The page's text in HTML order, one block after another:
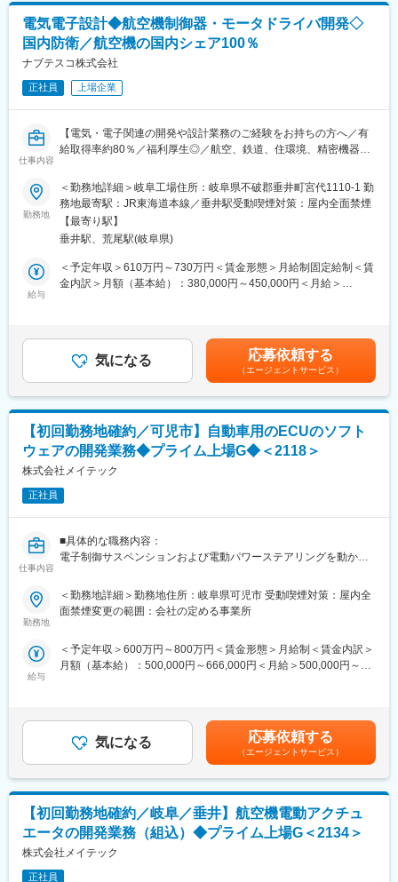
変更の範囲：会社の定める業務
活躍できる環境が整っています。
・有給消化率80％と高く、ワークライフバランス充実可能です。
・お子様が小学校6年生になるまで時短勤務制度を使えて（使用条
件：勤務１年以上）、小さいお子さんがいらっしゃる方も働きや
（厚生労働大臣認定「子育てサポート企業」くるみんマーク 取
変更の範囲：会社の定める業務
下で仕事の進め方を覚えて頂きます。
【使用ツール】Ｃ＋＋
【フェーズ】詳細設計～テスト
【変更の範囲：会社の定める業務】
■組織構成：
■キャリアプラン：
研鑽してスペシャリストを目指すか、それともマネジメント技術
■ミッション・やりがい：
機械系のお客様になるので、機械が好きななには魅力的な内容で
す。
■働き方の魅力：
・エンジニアの年齢は20代～60代までと幅広く、また女性比率は
・お子様が小学校6年生になるまで時短勤務制度を使えて、小さい
お子さんがいらっしゃる方も働きやすい環境で、育休明けの復職
得、神奈川県認証「神奈川子育て応援団」取得 、横浜市認定「よ
こはまグッドバランス賞」取得）
■当社について：
当社は(株)富士テクノホールディングス（東証TOKYO Pro Market
上場）を持株会社とする「富士テクノグループ」の中核事業会社
です。
1976年創業以来培ってきた技術力で、大手製造メーカ（産業機
械・自動車・半導体製造装置・精密機器・家電・生産設備）の開
発業務を支援しています
電気電子設計◆航空機制御器・モータドライバ開発◇
国内防衛／航空機の国内シェア100％
ナブテスコ株式会社
正社員 上場企業
仕事内容
【電気・電子関連の開発や設計業務のご経験をお持ちの方へ／有
給取得率約80％／福利厚生◎／航空、鉄道、住環境、精密機器、
パニーを取引先に持ち、国内外マーケットシェアトップクラスの
製品を多数保有！】
国内シェア100％のフライトコントロールアクチュエーションシ
ステムを支える制御器開発に携わります。高い安全性と信頼性が
求められる航空機分野で、電気電子の専門性を軸に、製品開発の
中核を担うポジションです。
モータドライバ製品の設計開発を担当します。開発テーマごとに
製品開発の取りまとめ役として、開発プロセスの進捗管理、要件
に基づく設計、検証まで一連の工程に関与。新技術を活用した新
業務は機械、ソフトウェア、品質保証部門など社内関係者と連携
しながら進め、必要に応じて社外パートナーとも調整。V字モデル
に沿った開発プロセスの中で、設計・試験ドキュメントを作成
し、航空機に求められる機能安全や環境要求を満たす製品づくり
を実現します。電気電子設計の知見を活かし、課題を整理しなが
ら粘り強く品質を作り込む姿勢が期待されます。
■業務の魅力
・国内シェア100％を誇るフライトコントロール関連製品の制御
器開発に関われる
習得できる
・責任と裁量を持ち、関係者を巻き込みながら開発を推進できる
■働く環境
チームで協力しながら業務を進める風土があり、上司や同僚に相
■働き方
・月平均残業時間は20時間程度
■キャリアパス
各開発案件で経験を積み、将来的にはプロジェクトリーダーとし
て案件を牽引。その後、複数プロジェクトを束ねるグループリー
ダーとしての成長が期待されています。
勤務地
＜勤務地詳細＞岐阜工場住所：岐阜県不破郡垂井町宮代1110-1 勤
務地最寄駅：JR東海道本線／垂井駅受動喫煙対策：屋内全面禁煙
【最寄り駅】
垂井駅、荒尾駅(岐阜県)
給与
＜予定年収＞610万円～730万円＜賃金形態＞月給制固定給制＜賃
金内訳＞月額（基本給）：380,000円～450,000円＜月給＞
でも目安の金額であり、選考を通じて上下する可能性がありま
す。月給(月額)は固定手当を含めた表記です。
気になる 応募依頼する
（エージェントサービス）
【初回勤務地確約／可児市】自動車用のECUのソフト
ウェアの開発業務◆プライム上場G◆＜2118＞
株式会社メイテック
正社員
仕事内容
■具体的な職務内容：
電子制御サスペンションおよび電動パワーステアリングを動かす
に実現するか等、実機を評価しながら、必要な機能をソフトウェ
アの観点から実現して頂きます。
品、技術への広がり、チーム構成）など）：
長い業務期間の中で、必要な技術を学ぶ事が可能です。
■チーム構成：
・6～10人
■チーム構成内当社メンバー：
・3～5人
■拠点：
・岐阜
勤務地
＜勤務地詳細＞勤務地住所：岐阜県可児市 受動喫煙対策：屋内全
面禁煙変更の範囲：会社の定める事業所
給与
＜予定年収＞600万円～800万円＜賃金形態＞月給制＜賃金内訳＞
月額（基本給）：500,000円～666,000円＜月給＞500,000円～
570万円 ⇒ 提示年収700万円◎42歳 前職:技術者派
遣 年収500万円 ⇒ 提示年収722万円賃金はあくまで
も目安の金額であり、選考を通じて上下する可能性があります。
月給(月額)は固定手当を含めた表記です。
気になる 応募依頼する
（エージェントサービス）
【初回勤務地確約／岐阜／垂井】航空機電動アクチュ
エータの開発業務（組込）◆プライム上場G＜2134＞
株式会社メイテック
正社員